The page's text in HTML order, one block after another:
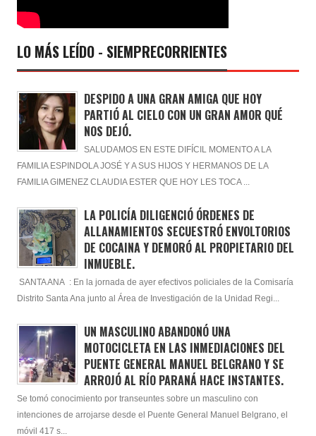
LO MÁS LEÍDO - SIEMPRECORRIENTES
DESPIDO A UNA GRAN AMIGA QUE HOY
PARTIÓ AL CIELO CON UN GRAN AMOR QUÉ
NOS DEJÓ.
SALUDAMOS EN ESTE DIFÍCIL MOMENTO A LA
FAMILIA ESPINDOLA JOSÉ Y A SUS HIJOS Y HERMANOS DE LA
FAMILIA GIMENEZ CLAUDIA ESTER QUE HOY LES TOCA ...
LA POLICÍA DILIGENCIÓ ÓRDENES DE
ALLANAMIENTOS SECUESTRÓ ENVOLTORIOS
DE COCAINA Y DEMORÓ AL PROPIETARIO DEL
INMUEBLE.
SANTA ANA : En la jornada de ayer efectivos policiales de la Comisaría
Distrito Santa Ana junto al Área de Investigación de la Unidad Regi...
UN MASCULINO ABANDONÓ UNA
MOTOCICLETA EN LAS INMEDIACIONES DEL
PUENTE GENERAL MANUEL BELGRANO Y SE
ARROJÓ AL RÍO PARANÁ HACE INSTANTES.
Se tomó conocimiento por transeuntes sobre un masculino con
intenciones de arrojarse desde el Puente General Manuel Belgrano, el
móvil 417 s...